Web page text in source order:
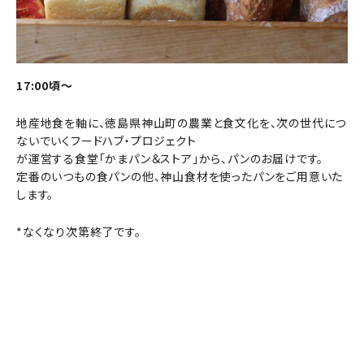
17:00頃～
地産地食を軸に、徳島県神山町の農業と食文化を、次の世代につ
ないでいくフードハブ・プロジェクト
が運営する食堂「かまパン＆ストア」から、パンのお届けです。
定番のいつもの食パンの他、神山食材を使ったパンをご用意いた
します。
*なくなり次第終了です。